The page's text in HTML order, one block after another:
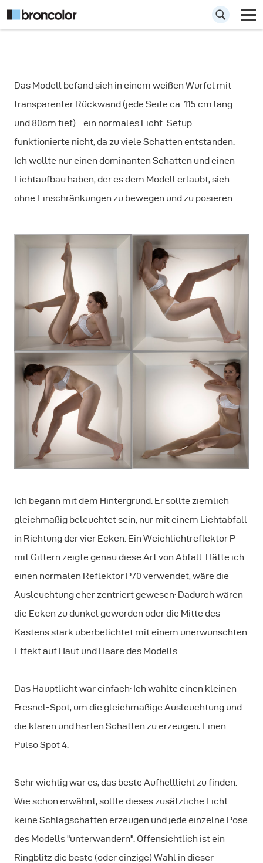
Sie ein Modell im
Inneren eines
Würfels
Das Modell befand sich in einem weißen Würfel mit
transparenter Rückwand (jede Seite ca. 115 cm lang
und 80cm tief) - ein normales Licht-Setup
funktionierte nicht, da zu viele Schatten entstanden.
Ich wollte nur einen dominanten Schatten und einen
Lichtaufbau haben, der es dem Modell erlaubt, sich
ohne Einschränkungen zu bewegen und zu posieren.
Ich begann mit dem Hintergrund. Er sollte ziemlich
gleichmäßig beleuchtet sein, nur mit einem Lichtabfall
in Richtung der vier Ecken. Ein Weichlichtreflektor P
mit Gittern zeigte genau diese Art von Abfall. Hätte ich
einen normalen Reflektor P70 verwendet, wäre die
Ausleuchtung eher zentriert gewesen: Dadurch wären
die Ecken zu dunkel geworden oder die Mitte des
Kastens stark überbelichtet mit einem unerwünschten
Effekt auf Haut und Haare des Modells.
Das Hauptlicht war einfach: Ich wählte einen kleinen
Fresnel-Spot, um die gleichmäßige Ausleuchtung und
die klaren und harten Schatten zu erzeugen: Einen
Pulso Spot 4.
Sehr wichtig war es, das beste Aufhelllicht zu finden.
Wie schon erwähnt, sollte dieses zusätzliche Licht
keine Schlagschatten erzeugen und jede einzelne Pose
des Modells "unterwandern". Offensichtlich ist ein
Ringblitz die beste (oder einzige) Wahl in dieser